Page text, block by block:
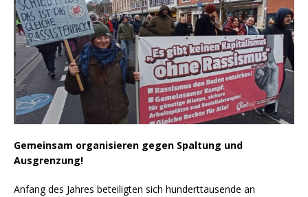
Gemeinsam organisieren gegen Spaltung und
Ausgrenzung!
Anfang des Jahres beteiligten sich hunderttausende an